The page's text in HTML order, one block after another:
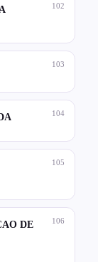
102
103
104
105
106
DE